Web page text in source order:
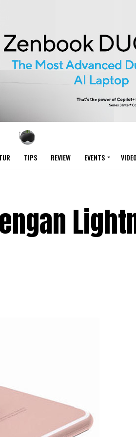
TIPS REVIEW EVENTS